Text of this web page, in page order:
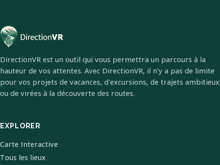
DirectionVR est un outil qui vous permettra un parcours à la
hauteur de vos attentes. Avec DirectionVR, il n'y a pas de limite
pour vos projets de vacances, d'excursions, de trajets ambitieux
ou de virées à la découverte des routes.
EXPLORER
Carte Interactive
Tous les lieux